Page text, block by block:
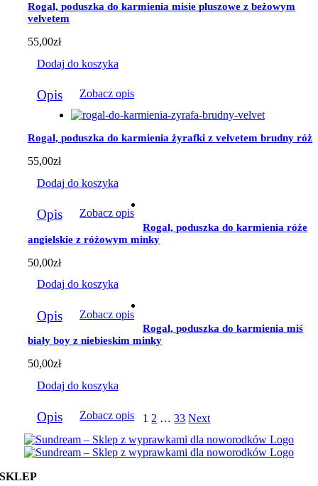
można
wybrać
na
stronie
produktu
Rogal, poduszka do karmienia misie pluszowe z beżowym
velvetem
55,00zł
Dodaj do koszyka
Opis Zobacz opis
Rogal, poduszka do karmienia żyrafki z velvetem brudny róż
55,00zł
Dodaj do koszyka
Opis Zobacz opis
Rogal, poduszka do karmienia róże
angielskie z różowym minky
50,00zł
Dodaj do koszyka
Opis Zobacz opis
Rogal, poduszka do karmienia miś
biały boy z niebieskim minky
50,00zł
Dodaj do koszyka
Opis Zobacz opis 1 2 … 33 Next
SKLEP